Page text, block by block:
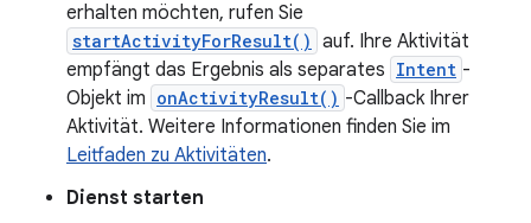
erhalten möchten, rufen Sie
startActivityForResult() auf. Ihre Aktivität
empfängt das Ergebnis als separates Intent -
Objekt im onActivityResult() -Callback Ihrer
Aktivität. Weitere Informationen finden Sie im
Leitfaden zu Aktivitäten.
Dienst starten